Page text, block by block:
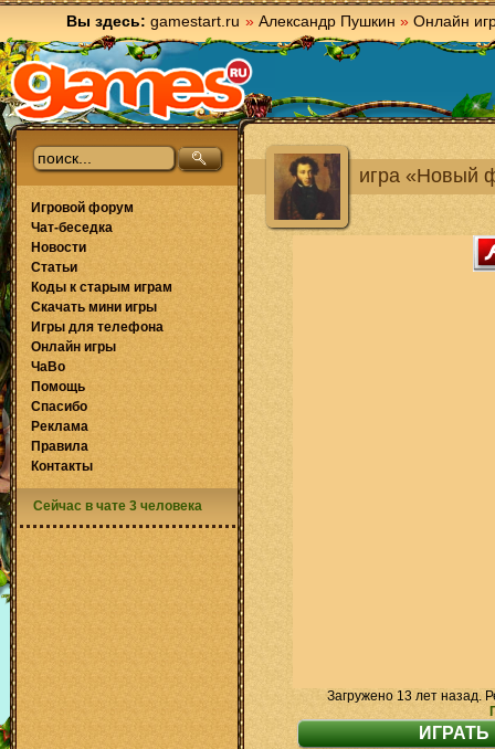
Вы здесь: gamestart.ru » Александр Пушкин » Онлайн
игра «Новый
Загружено 13 лет назад.
Игровой форум
Чат-беседка
Новости
Статьи
Коды к старым играм
Скачать мини игры
Игры для телефона
Онлайн игры
ЧаВо
Помощь
Спасибо
Реклама
Правила
Контакты
Сейчас в чате 3 человека